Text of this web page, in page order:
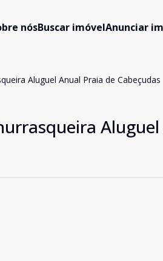
nósBuscar imóvelAnunciar
Aluguel Anual Praia de Cabeçudas